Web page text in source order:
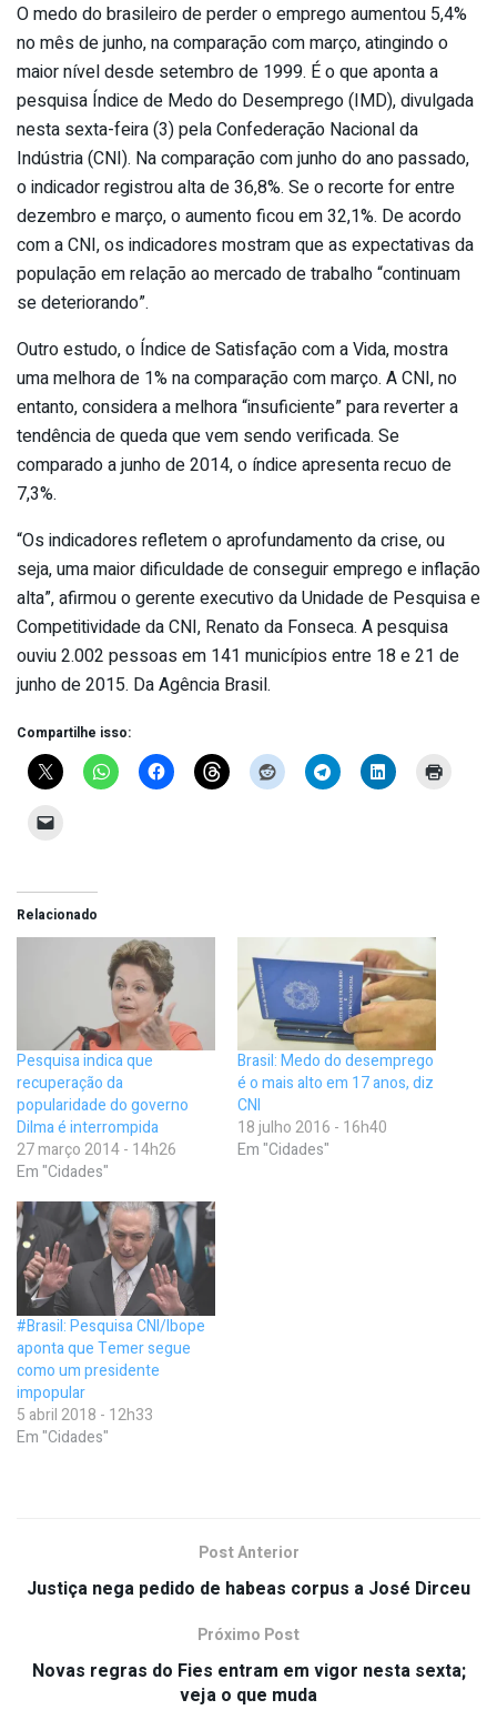
O medo do brasileiro de perder o emprego aumentou 5,4%
no mês de junho, na comparação com março, atingindo o
maior nível desde setembro de 1999. É o que aponta a
pesquisa Índice de Medo do Desemprego (IMD), divulgada
nesta sexta-feira (3) pela Confederação Nacional da
Indústria (CNI). Na comparação com junho do ano passado,
o indicador registrou alta de 36,8%. Se o recorte for entre
dezembro e março, o aumento ficou em 32,1%. De acordo
com a CNI, os indicadores mostram que as expectativas da
população em relação ao mercado de trabalho “continuam
se deteriorando”.
Outro estudo, o Índice de Satisfação com a Vida, mostra
uma melhora de 1% na comparação com março. A CNI, no
entanto, considera a melhora “insuficiente” para reverter a
tendência de queda que vem sendo verificada. Se
comparado a junho de 2014, o índice apresenta recuo de
7,3%.
“Os indicadores refletem o aprofundamento da crise, ou
seja, uma maior dificuldade de conseguir emprego e inflação
alta”, afirmou o gerente executivo da Unidade de Pesquisa e
Competitividade da CNI, Renato da Fonseca. A pesquisa
ouviu 2.002 pessoas em 141 municípios entre 18 e 21 de
junho de 2015. Da Agência Brasil.
Compartilhe isso:
Relacionado
Pesquisa indica que
recuperação da
popularidade do governo
Dilma é interrompida
27 março 2014 - 14h26
Em "Cidades"
Brasil: Medo do desemprego
é o mais alto em 17 anos, diz
CNI
18 julho 2016 - 16h40
Em "Cidades"
#Brasil: Pesquisa CNI/Ibope
aponta que Temer segue
como um presidente
impopular
5 abril 2018 - 12h33
Em "Cidades"
Post Anterior
Justiça nega pedido de habeas corpus a José Dirceu
Próximo Post
Novas regras do Fies entram em vigor nesta sexta;
veja o que muda